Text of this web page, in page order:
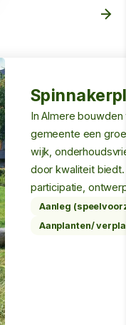
In Almere
gemeente een
wijk,
door kwaliteit
participatie,
Aanleg
Aanplanten/